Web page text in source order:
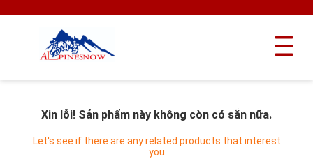
Xin lỗi! Sản phẩm này không còn có sẵn nữa.
Let's see if there are any related products that interest
you